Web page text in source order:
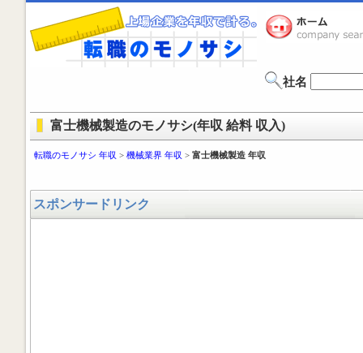
社名
富士機械製造のモノサシ(年収 給料 収入)
転職のモノサシ 年収 > 機械業界 年収 > 富士機械製造 年収
スポンサードリンク